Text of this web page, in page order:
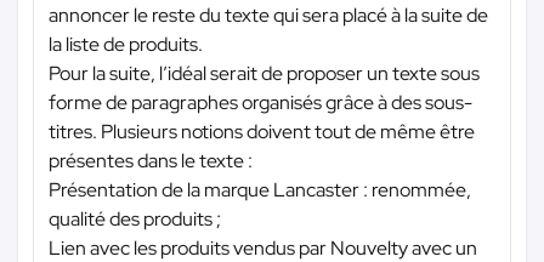
annoncer le reste du texte qui sera placé à la suite de
la liste de produits.
Pour la suite, l’idéal serait de proposer un texte sous
forme de paragraphes organisés grâce à des sous-
titres. Plusieurs notions doivent tout de même être
présentes dans le texte :
Présentation de la marque Lancaster : renommée,
qualité des produits ;
Lien avec les produits vendus par Nouvelty avec un